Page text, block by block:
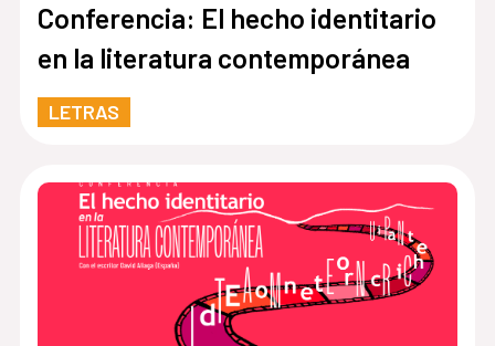
Conferencia: El hecho identitario
en la literatura contemporánea
LETRAS